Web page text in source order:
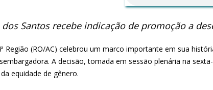
dos Santos recebe indicação de promoção a
Região (RO/AC) celebrou um marco importante em sua
A decisão, tomada em sessão plenária na
equidade de gênero.